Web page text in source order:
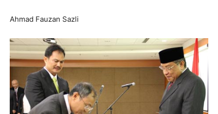
Ahmad Fauzan Sazli